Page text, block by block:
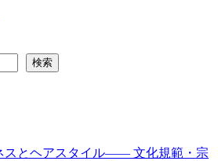
検索
スとヘアスタイル―― 文化規範・宗